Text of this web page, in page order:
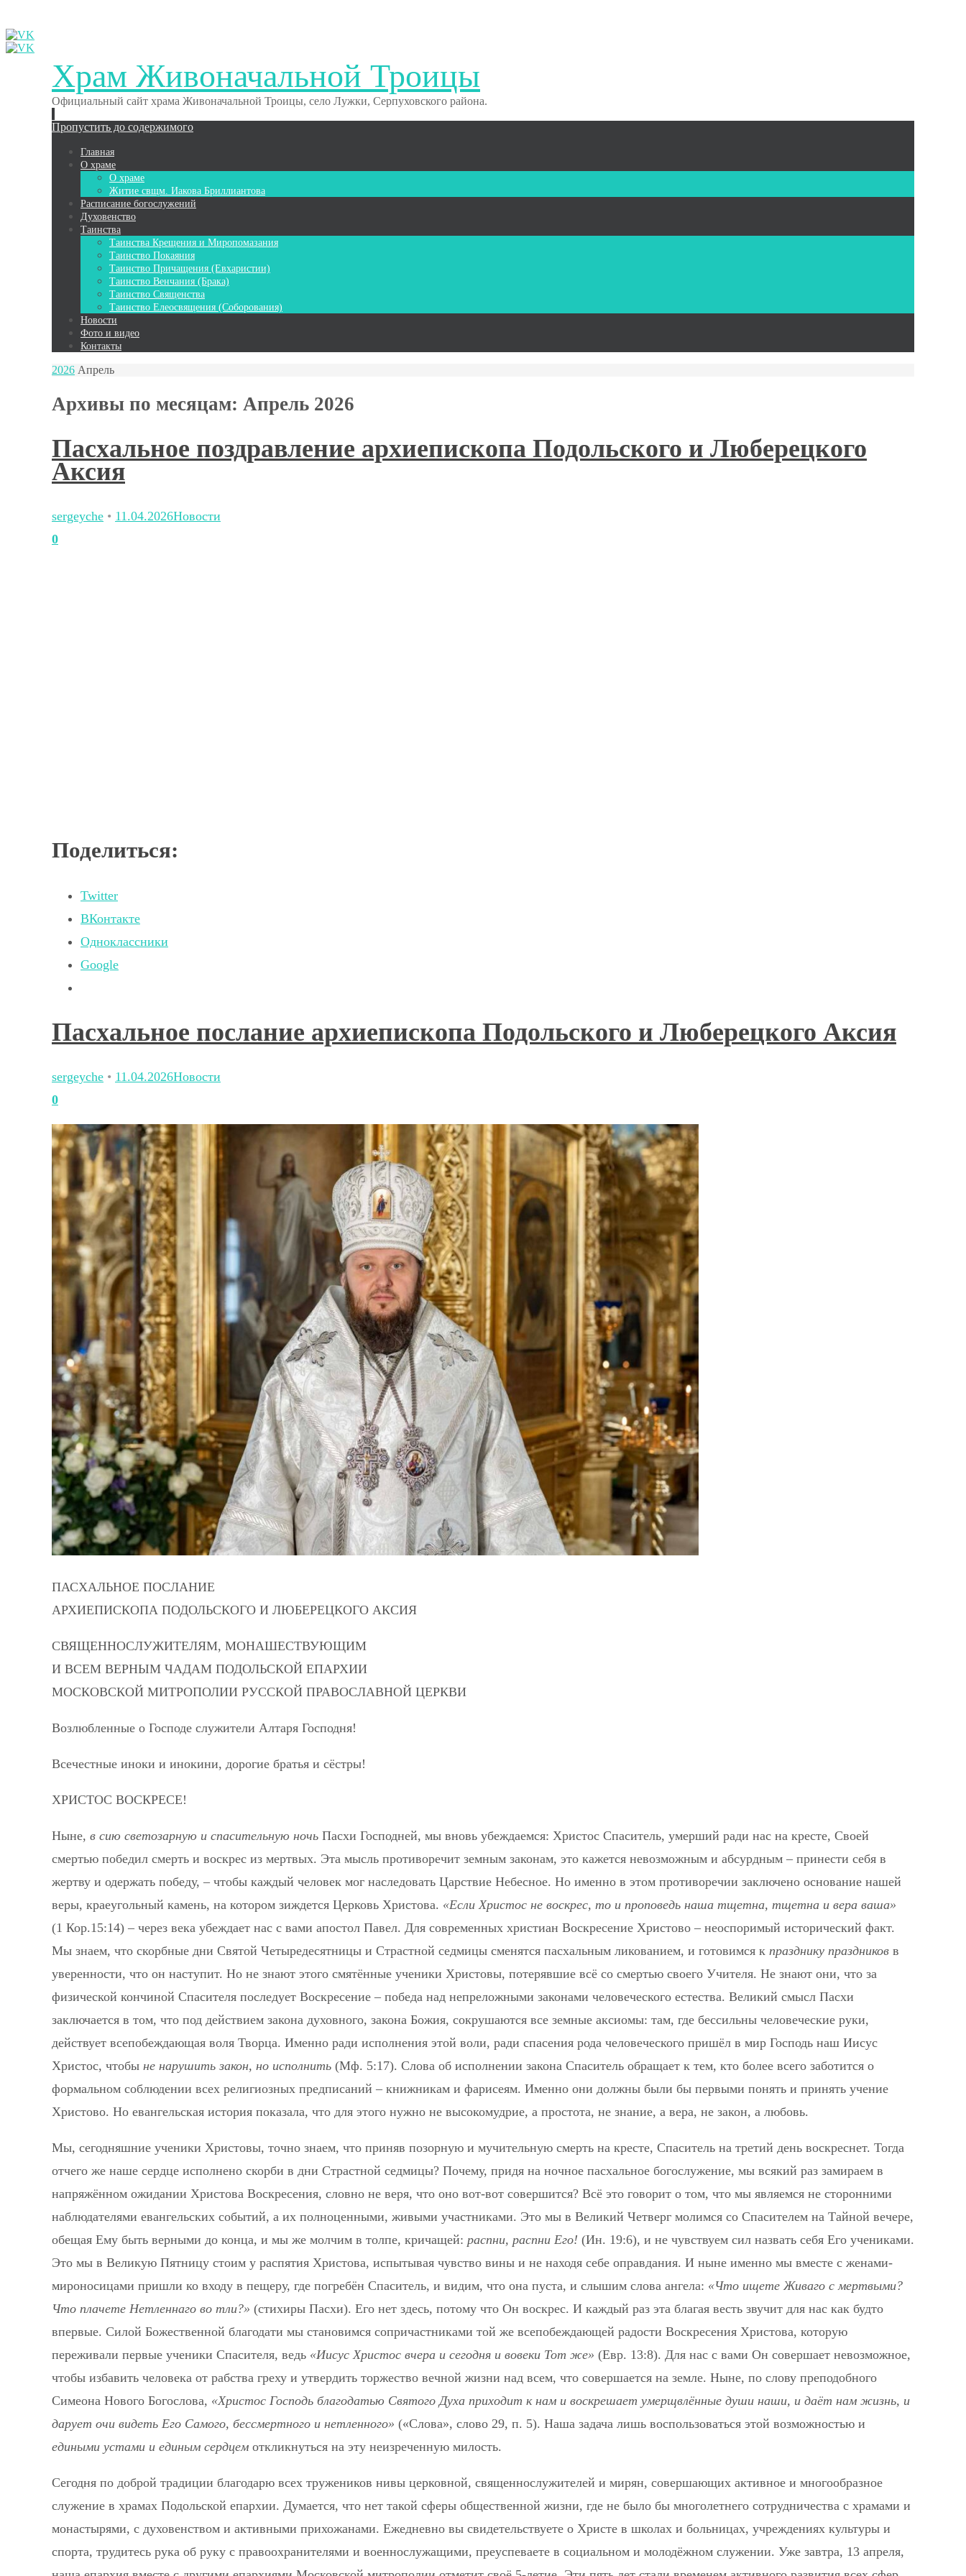
Храм Живоначальной Троицы
Официальный сайт храма Живоначальной Троицы, село Лужки, Серпуховского района.
Пропустить до содержимого
Главная
О храме
О храме
Житие свщм. Иакова Бриллиантова
Расписание богослужений
Духовенство
Таинства
Таинства Крещения и Миропомазания
Таинство Покаяния
Таинство Причащения (Евхаристии)
Таинство Венчания (Брака)
Таинство Священства
Таинство Елеосвящения (Соборования)
Новости
Фото и видео
Контакты
2026 Апрель
Архивы по месяцам: Апрель 2026
Пасхальное поздравление архиепископа Подольского и Люберецкого
Аксия
sergeyche • 11.04.2026Новости
0
Поделиться:
Twitter
ВКонтакте
Одноклассники
Google
Пасхальное послание архиепископа Подольского и Люберецкого Аксия
sergeyche • 11.04.2026Новости
0
ПАСХАЛЬНОЕ ПОСЛАНИЕ
АРХИЕПИСКОПА ПОДОЛЬСКОГО И ЛЮБЕРЕЦКОГО АКСИЯ
СВЯЩЕННОСЛУЖИТЕЛЯМ, МОНАШЕСТВУЮЩИМ
И ВСЕМ ВЕРНЫМ ЧАДАМ ПОДОЛЬСКОЙ ЕПАРХИИ
МОСКОВСКОЙ МИТРОПОЛИИ РУССКОЙ ПРАВОСЛАВНОЙ ЦЕРКВИ
Возлюбленные о Господе служители Алтаря Господня!
Всечестные иноки и инокини, дорогие братья и сёстры!
ХРИСТОС ВОСКРЕСЕ!
Ныне, в сию светозарную и спасительную ночь Пасхи Господней, мы вновь убеждаемся: Христос Спаситель, умерший ради нас на кресте, Своей
смертью победил смерть и воскрес из мертвых. Эта мысль противоречит земным законам, это кажется невозможным и абсурдным – принести себя в
жертву и одержать победу, – чтобы каждый человек мог наследовать Царствие Небесное. Но именно в этом противоречии заключено основание нашей
веры, краеугольный камень, на котором зиждется Церковь Христова. «Если Христос не воскрес, то и проповедь наша тщетна, тщетна и вера ваша»
(1 Кор.15:14) – через века убеждает нас с вами апостол Павел. Для современных христиан Воскресение Христово – неоспоримый исторический факт.
Мы знаем, что скорбные дни Святой Четыредесятницы и Страстной седмицы сменятся пасхальным ликованием, и готовимся к празднику праздников в
уверенности, что он наступит. Но не знают этого смятённые ученики Христовы, потерявшие всё со смертью своего Учителя. Не знают они, что за
физической кончиной Спасителя последует Воскресение – победа над непреложными законами человеческого естества. Великий смысл Пасхи
заключается в том, что под действием закона духовного, закона Божия, сокрушаются все земные аксиомы: там, где бессильны человеческие руки,
действует всепобеждающая воля Творца. Именно ради исполнения этой воли, ради спасения рода человеческого пришёл в мир Господь наш Иисус
Христос, чтобы не нарушить закон, но исполнить (Мф. 5:17). Слова об исполнении закона Спаситель обращает к тем, кто более всего заботится о
формальном соблюдении всех религиозных предписаний – книжникам и фарисеям. Именно они должны были бы первыми понять и принять учение
Христово. Но евангельская история показала, что для этого нужно не высокомудрие, а простота, не знание, а вера, не закон, а любовь.
Мы, сегодняшние ученики Христовы, точно знаем, что приняв позорную и мучительную смерть на кресте, Спаситель на третий день воскреснет. Тогда
отчего же наше сердце исполнено скорби в дни Страстной седмицы? Почему, придя на ночное пасхальное богослужение, мы всякий раз замираем в
напряжённом ожидании Христова Воскресения, словно не веря, что оно вот-вот совершится? Всё это говорит о том, что мы являемся не сторонними
наблюдателями евангельских событий, а их полноценными, живыми участниками. Это мы в Великий Четверг молимся со Спасителем на Тайной вечере,
обещая Ему быть верными до конца, и мы же молчим в толпе, кричащей: распни, распни Его! (Ин. 19:6), и не чувствуем сил назвать себя Его учениками.
Это мы в Великую Пятницу стоим у распятия Христова, испытывая чувство вины и не находя себе оправдания. И ныне именно мы вместе с женами-
мироносицами пришли ко входу в пещеру, где погребён Спаситель, и видим, что она пуста, и слышим слова ангела: «Что ищете Живаго с мертвыми?
Что плачете Нетленнаго во тли?» (стихиры Пасхи). Его нет здесь, потому что Он воскрес. И каждый раз эта благая весть звучит для нас как будто
впервые. Силой Божественной благодати мы становимся сопричастниками той же всепобеждающей радости Воскресения Христова, которую
переживали первые ученики Спасителя, ведь «Иисус Христос вчера и сегодня и вовеки Тот же» (Евр. 13:8). Для нас с вами Он совершает невозможное,
чтобы избавить человека от рабства греху и утвердить торжество вечной жизни над всем, что совершается на земле. Ныне, по слову преподобного
Симеона Нового Богослова, «Христос Господь благодатью Святого Духа приходит к нам и воскрешает умерщвлённые души наши, и даёт нам жизнь, и
дарует очи видеть Его Самого, бессмертного и нетленного» («Слова», слово 29, п. 5). Наша задача лишь воспользоваться этой возможностью и
едиными устами и единым сердцем откликнуться на эту неизреченную милость.
Сегодня по доброй традиции благодарю всех тружеников нивы церковной, священнослужителей и мирян, совершающих активное и многообразное
служение в храмах Подольской епархии. Думается, что нет такой сферы общественной жизни, где не было бы многолетнего сотрудничества с храмами и
монастырями, с духовенством и активными прихожанами. Ежедневно вы свидетельствуете о Христе в школах и больницах, учреждениях культуры и
спорта, трудитесь рука об руку с правоохранителями и военнослужащими, преуспеваете в социальном и молодёжном служении. Уже завтра, 13 апреля,